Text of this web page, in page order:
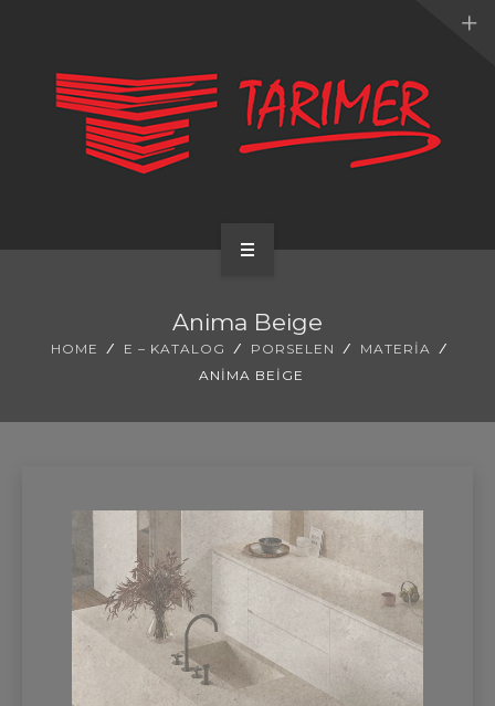
REFRANSLAR
İLETİŞİM
Anima Beige
HOME E – KATALOG PORSELEN
MATERIA
ANIMA BEIGE